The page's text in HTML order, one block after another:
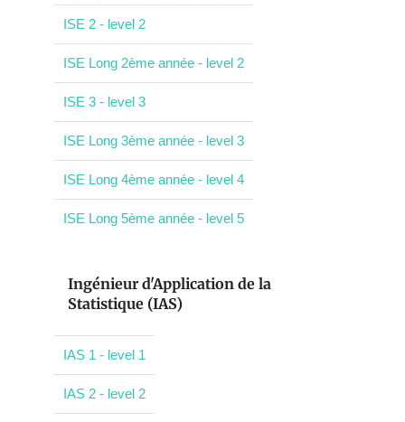
ISE 2 - level 2
ISE Long 2ème année - level 2
ISE 3 - level 3
ISE Long 3ème année - level 3
ISE Long 4ème année - level 4
ISE Long 5ème année - level 5
Ingénieur d'Application de la
Statistique (IAS)
IAS 1 - level 1
IAS 2 - level 2